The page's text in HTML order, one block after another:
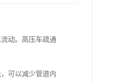
动。高压车疏通
可以减少管道内